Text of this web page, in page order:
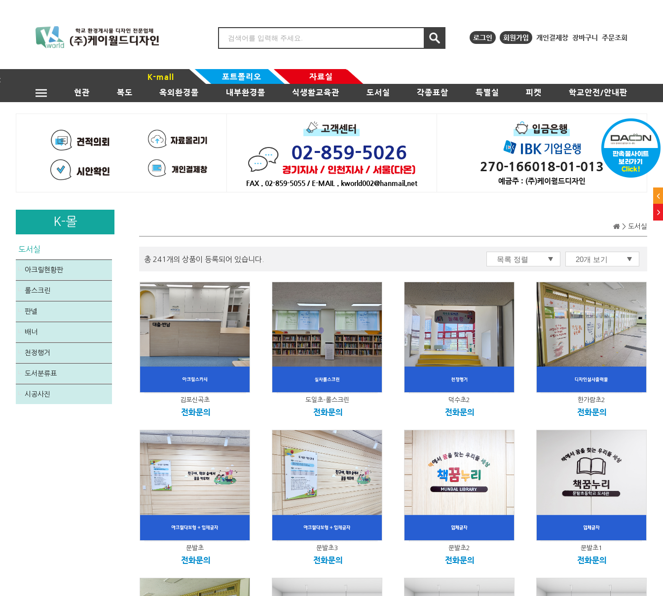
로그인 회원가입 개인결제창 장바구니 주문조회
K-mall 포트폴리오
자료실
현관
복도 옥외환경물 내부환경물 식생활교육관 도서실 각종표찰 특별실 피켓 학교안전/안내판
02-859-5026
경기지사 / 인천지사 / 서울(다온)
FAX . 02-859-5055 / E-MAIL . kworld002@hanmail.net
270-166018-01-013
예금주 : (주)케이월드디자인
K-몰
도서실
아크릴현황판
롤스크린
판넬
배너
천정행거
도서분류표
시공사진
> 도서실
총 241개의 상품이 등록되어 있습니다.
김포신곡초
전화문의
도일초-롤스크린
전화문의
덕수초2
전화문의
한가람초2
전화문의
문발초
전화문의
문발초3
전화문의
문발초2
전화문의
문발초1
전화문의
<
>